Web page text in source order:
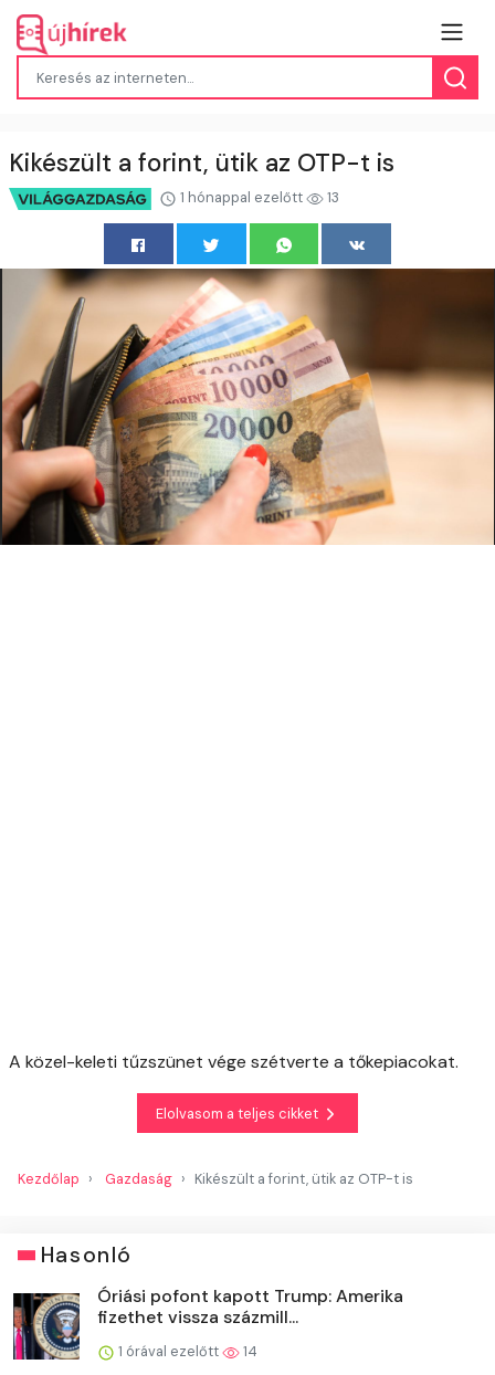
Kikészült a forint, ütik az OTP-t is
1 hónappal ezelőtt 13
A közel-keleti tűzszünet vége szétverte a tőkepiacokat.
Elolvasom a teljes cikket
Kezdőlap Gazdaság Kikészült a forint, ütik az OTP-t is
Hasonló
Óriási pofont kapott Trump: Amerika
fizethet vissza százmill...
1 órával ezelőtt 14